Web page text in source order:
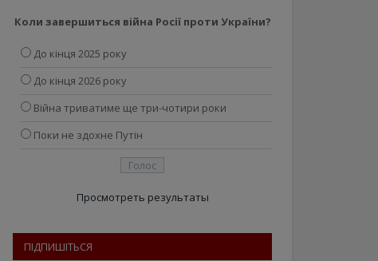
Коли завершиться війна Росії проти України?
До кінця 2025 року
До кінця 2026 року
Війна триватиме ще три-чотири роки
Поки не здохне Путін
Просмотреть результаты
ПІДПИШІТЬСЯ